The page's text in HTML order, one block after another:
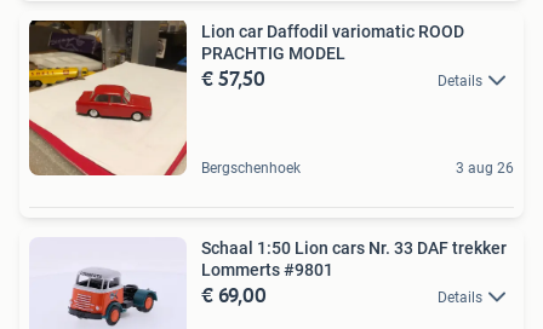
Lion car Daffodil variomatic ROOD
PRACHTIG MODEL
€ 57,50 Details
Bergschenhoek 3 aug 26
Schaal 1:50 Lion cars Nr. 33 DAF trekker
Lommerts #9801
€ 69,00 Details